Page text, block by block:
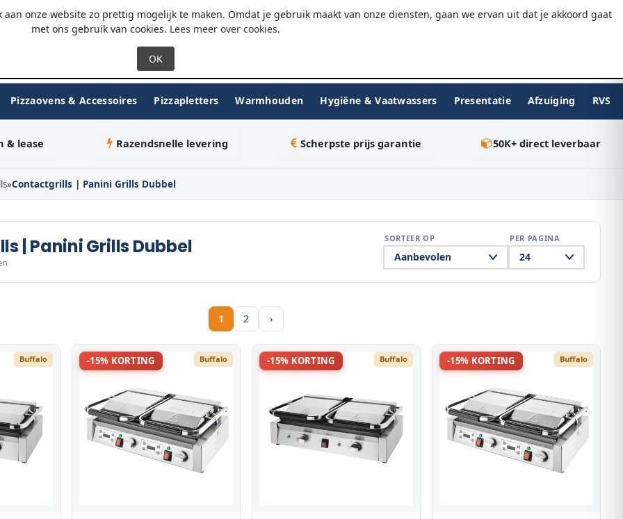
onze website zo prettig mogelijk te maken. Omdat je gebruik maakt van onze diensten, gaan we ervan uit dat je akkoord gaat
met ons gebruik van cookies. Lees meer over cookies.
- 18:00 WhatsApp ★★★★★9.7/10WebwinkelKeur Gratis verzending v.a. €75
Pizzaovens & Accessoires Pizzapletters Warmhouden Hygiëne & Vaatwassers Presentatie Afzuiging RVS
& lease Razendsnelle levering Scherpste prijs garantie 50K+ direct leverbaar
»Contactgrills | Panini Grills Dubbel
| Panini Grills Dubbel SORTEER OP PER PAGINA
1 2 ›
Buffalo -15% KORTING Buffalo -15% KORTING Buffalo -15% KORTING Buffalo